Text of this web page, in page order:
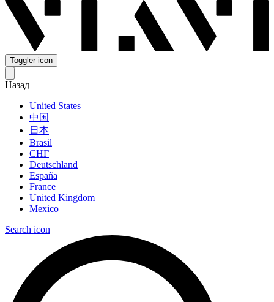
Toggler icon
Назад
United States
中国
日本
Brasil
СНГ
Deutschland
España
France
United Kingdom
Mexico
Search icon